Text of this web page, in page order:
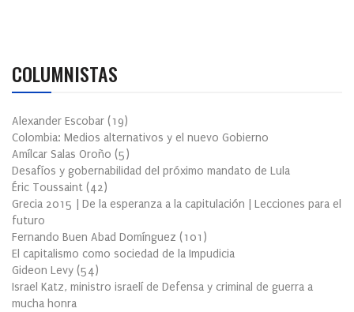
COLUMNISTAS
Alexander Escobar (19)
Colombia: Medios alternativos y el nuevo Gobierno
Amílcar Salas Oroño (5)
Desafíos y gobernabilidad del próximo mandato de Lula
Éric Toussaint (42)
Grecia 2015 | De la esperanza a la capitulación | Lecciones para el
futuro
Fernando Buen Abad Domínguez (101 )
El capitalismo como sociedad de la Impudicia
Gideon Levy (54)
Israel Katz, ministro israelí de Defensa y criminal de guerra a
mucha honra